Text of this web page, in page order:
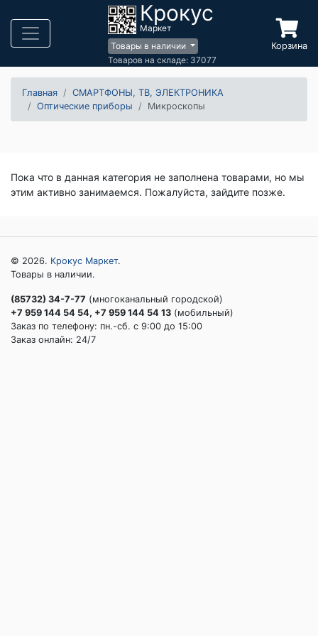
Крокус
Маркет
Товары в наличии
Товаров на складе: 37077
Корзина
Главная
СМАРТФОНЫ, ТВ, ЭЛЕКТРОНИКА
Оптические приборы
Микроскопы
Пока что в данная категория не заполнена товарами, но мы
этим активно занимаемся. Пожалуйста, зайдите позже.
© 2026. Крокус Маркет.
Товары в наличии.
(85732) 34-7-77 (многоканальный городской)
+7 959 144 54 54, +7 959 144 54 13 (мобильный)
Заказ по телефону: пн.-сб. c 9:00 до 15:00
Заказ онлайн: 24/7